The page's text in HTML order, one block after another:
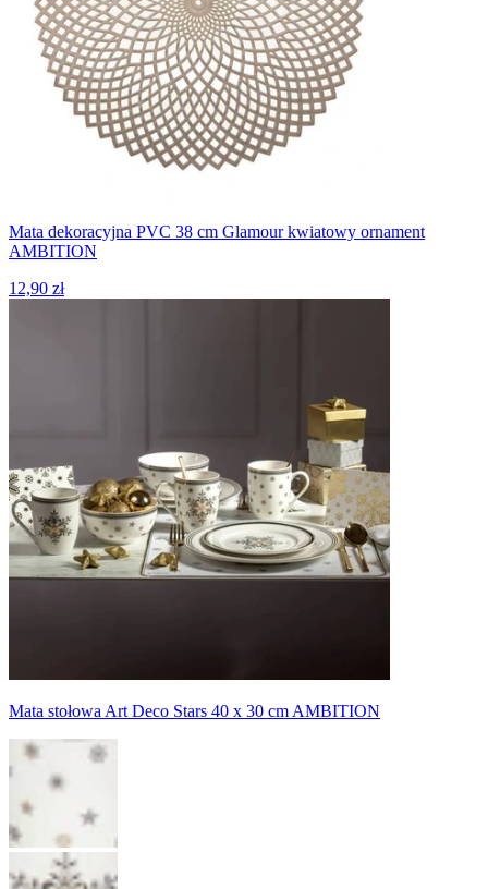
Mata dekoracyjna PVC 38 cm Glamour kwiatowy ornament
AMBITION
12,90 zł
Mata stołowa Art Deco Stars 40 x 30 cm AMBITION